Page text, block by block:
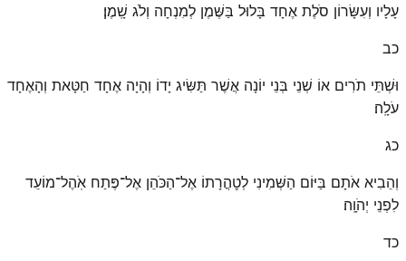
עָלָיו וְעִשָּׂרוֹן סֹלֶת אֶחָד בָּלוּל בַּשֶּׁמֶן לְמִנְחָה וְלֹג שָֽׁמֶן׃
כב
וּשְׁתֵּי תֹרִים אוֹ שְׁנֵי בְּנֵי יוֹנָה אֲשֶׁר תַּשִּׂיג יָדוֹ וְהָיָה אֶחָד חַטָּאת וְהָאֶחָד
עֹלָֽה׃
כג
וְהֵבִיא אֹתָם בַּיּוֹם הַשְּׁמִינִי לְטׇהֳרָתוֹ אֶל־הַכֹּהֵן אֶל־פֶּתַח אֹֽהֶל־מוֹעֵד
לִפְנֵי יְהֹוָֽה׃
כד